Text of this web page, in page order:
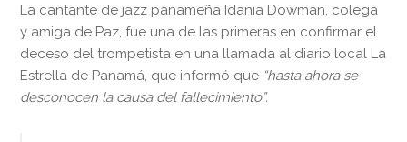
La cantante de jazz panameña Idania Dowman, colega
y amiga de Paz, fue una de las primeras en confirmar el
deceso del trompetista en una llamada al diario local La
Estrella de Panamá, que informó que “hasta ahora se
desconocen la causa del fallecimiento”.